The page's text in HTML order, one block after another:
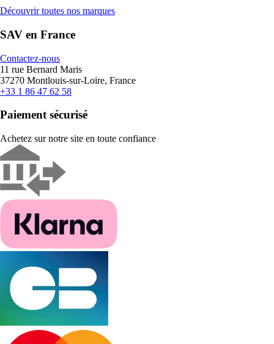
Découvrir toutes nos marques
SAV en France
Contactez-nous
11 rue Bernard Maris
37270 Montlouis-sur-Loire, France
+33 1 86 47 62 58
Paiement sécurisé
Achetez sur notre site en toute confiance